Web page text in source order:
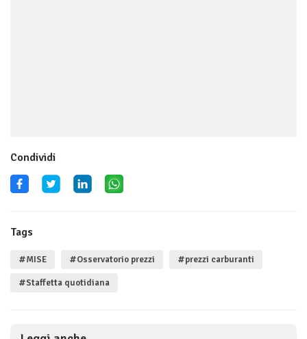
Condividi
Tags
#MISE #Osservatorio prezzi #prezzi carburanti
#Staffetta quotidiana